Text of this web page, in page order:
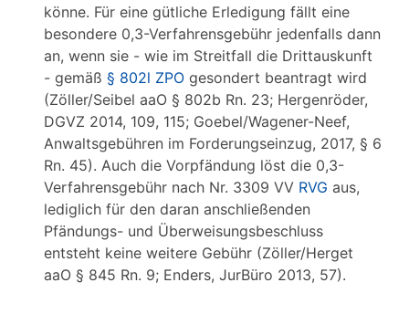
könne. Für eine gütliche Erledigung fällt eine
besondere 0,3-Verfahrensgebühr jedenfalls dann
an, wenn sie - wie im Streitfall die Drittauskunft
- gemäß § 802l ZPO gesondert beantragt wird
(Zöller/Seibel aaO § 802b Rn. 23; Hergenröder,
DGVZ 2014, 109, 115; Goebel/Wagener-Neef,
Anwaltsgebühren im Forderungseinzug, 2017, § 6
Rn. 45). Auch die Vorpfändung löst die 0,3-
Verfahrensgebühr nach Nr. 3309 VV RVG aus,
lediglich für den daran anschließenden
Pfändungs- und Überweisungsbeschluss
entsteht keine weitere Gebühr (Zöller/Herget
aaO § 845 Rn. 9; Enders, JurBüro 2013, 57).